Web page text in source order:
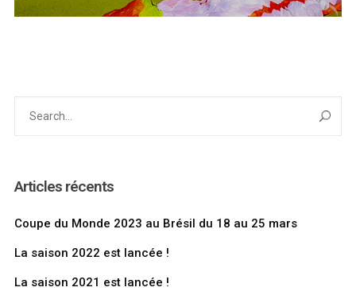
Articles récents
Coupe du Monde 2023 au Brésil du 18 au 25 mars
La saison 2022 est lancée !
La saison 2021 est lancée !